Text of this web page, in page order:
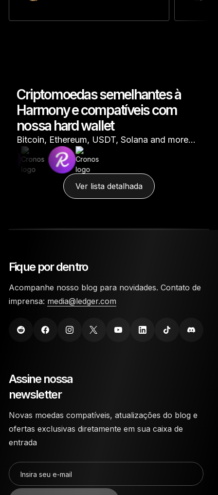
Criptomoedas semelhantes à
Harmony e compatíveis com
nossa hard wallet
Bitcoin, Ethereum, USDT, Solana and more…
Ver lista detalhada
Fique por dentro
Acompanhe nosso blog para novidades. Contato de
imprensa: media@ledger.com
Assine nossa
newsletter
Novas moedas compatíveis, atualizações do blog e
ofertas exclusivas diretamente em sua caixa de
entrada
Insira seu e-mail